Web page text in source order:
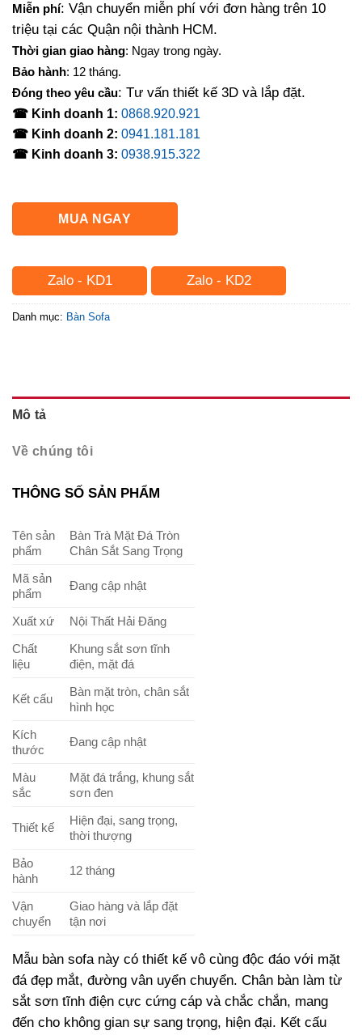
Miễn phí: Vận chuyển miễn phí với đơn hàng trên 10
triệu tại các Quận nội thành HCM.
Thời gian giao hàng: Ngay trong ngày.
Bảo hành: 12 tháng.
Đóng theo yêu cầu: Tư vấn thiết kế 3D và lắp đặt.
☎ Kinh doanh 1: 0868.920.921
☎ Kinh doanh 2: 0941.181.181
☎ Kinh doanh 3: 0938.915.322
MUA NGAY
Zalo - KD1 Zalo - KD2
Danh mục: Bàn Sofa
Mô tả
Về chúng tôi
THÔNG SỐ SẢN PHẨM
Tên sản
phẩm
Bàn Trà Mặt Đá Tròn
Chân Sắt Sang Trọng
Mã sản
phẩm
Đang cập nhật
Xuất xứ
Nội Thất Hải Đăng
Chất
liệu
Khung sắt sơn tĩnh
điện, mặt đá
Kết cấu
Bàn mặt tròn, chân sắt
hình học
Kích
thước
Đang cập nhật
Màu
sắc
Mặt đá trắng, khung sắt
sơn đen
Thiết kế
Hiện đại, sang trọng,
thời thượng
Bảo
hành
12 tháng
Vận
chuyển
Giao hàng và lắp đặt
tận nơi
Mẫu bàn sofa này có thiết kế vô cùng độc đáo với mặt
đá đẹp mắt, đường vân uyển chuyển. Chân bàn làm từ
sắt sơn tĩnh điện cực cứng cáp và chắc chắn, mang
đến cho không gian sự sang trọng, hiện đại. Kết cấu